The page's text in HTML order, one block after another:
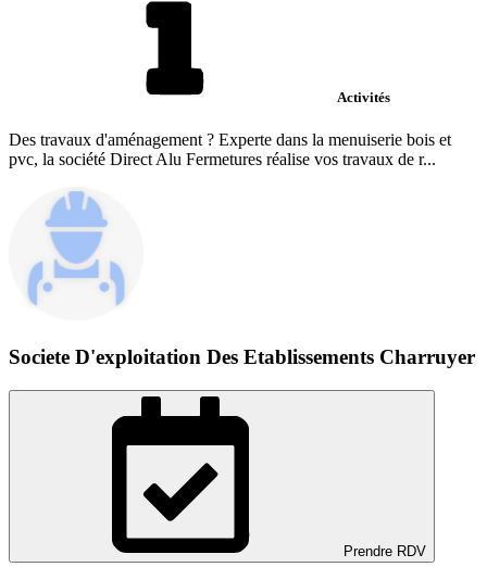
Activités
Des travaux d'aménagement ? Experte dans la menuiserie bois et
pvc, la société Direct Alu Fermetures réalise vos travaux de r...
Societe D'exploitation Des Etablissements Charruyer
Prendre RDV